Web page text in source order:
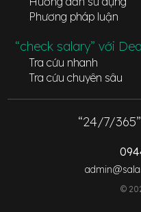
Phương pháp luận
“check salary” với
Tra cứu nhanh
Tra cứu chuyên sâu
“24/7/
©